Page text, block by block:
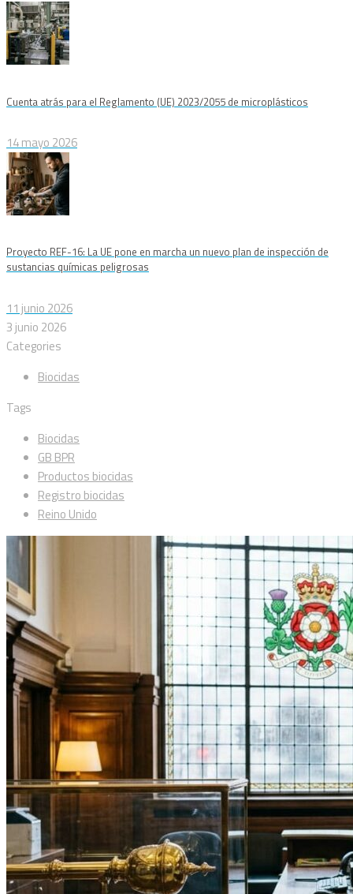
Cuenta atrás para el Reglamento (UE) 2023/2055 de microplásticos
14 mayo 2026
Proyecto REF-16: La UE pone en marcha un nuevo plan de inspección de
sustancias químicas peligrosas
11 junio 2026
3 junio 2026
Categories
Biocidas
Tags
Biocidas
GB BPR
Productos biocidas
Registro biocidas
Reino Unido